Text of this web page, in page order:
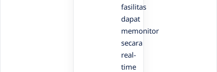
fasilitas
dapat
memonitor
secara
real-
time